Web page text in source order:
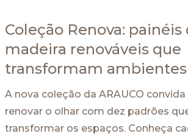
Coleção Renova: painéis
madeira renováveis que
transformam
A nova coleção da ARAUCO
renovar o olhar com dez padrões
transformar os espaços. Conheça